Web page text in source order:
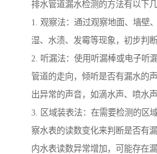
排水管道漏水检测的方法有以下几
1. 观察法：通过观察地面、墙壁
湿、水渍、发霉等现象，初步判
2. 听漏法：使用听漏棒或电子听
管道的走向，倾听是否有漏水的
出异常的声音，如滴水声、喷水声
3. 区域装表法：在需要检测的区
察水表的读数变化来判断是否有
内水表读数异常增加，可能存在漏